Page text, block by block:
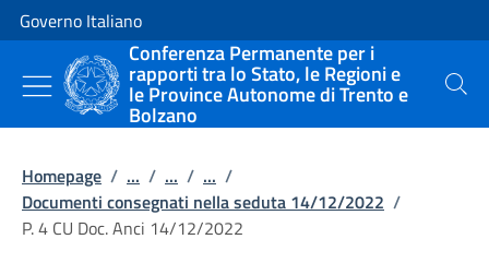
Vai al contenuto
Vai alla navigazione del sito
Governo Italiano
Conferenza Permanente per i
rapporti tra lo Stato, le Regioni e
le Province Autonome di Trento e
Bolzano
Cerca
Homepage / ... / ... / ... /
Documenti consegnati nella seduta 14/12/2022 /
P. 4 CU Doc. Anci 14/12/2022